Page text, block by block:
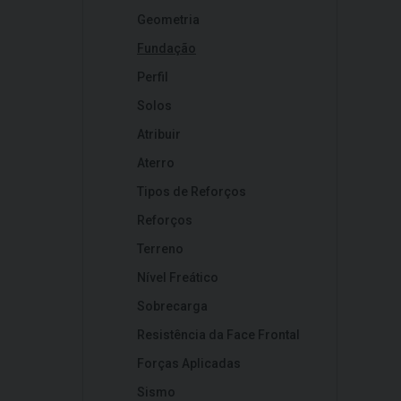
Geometria
Fundação
Perfil
Solos
Atribuir
Aterro
Tipos de Reforços
Reforços
Terreno
Nível Freático
Sobrecarga
Resistência da Face Frontal
Forças Aplicadas
Sismo